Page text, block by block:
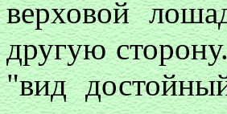
верховой
другую
"вид